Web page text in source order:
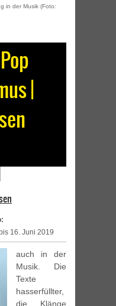
in der Musik (Foto:
|
16. Juni 2019
auch in der
Musik. Die
Texte
hasserfüllter,
die Klänge